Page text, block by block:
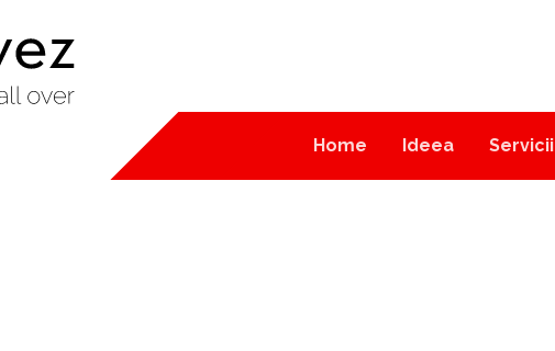
Home Ideea Servicii